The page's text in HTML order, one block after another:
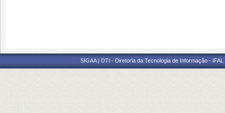
SIGAA | DTI - Diretoria da Tecnologia de Informação -